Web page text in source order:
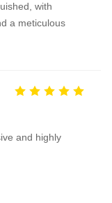
with
a meticulous
and highly